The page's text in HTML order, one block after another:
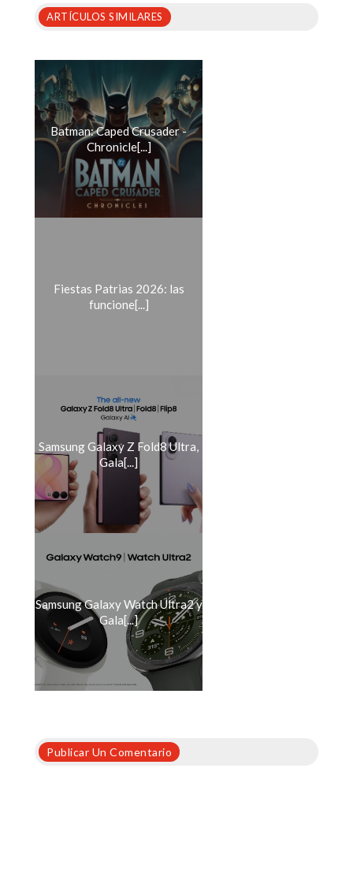
ARTÍCULOS SIMILARES
Batman: Caped Crusader -
Chronicle[...]
Fiestas Patrias 2026: las
funcione[...]
Samsung Galaxy Z Fold8 Ultra,
Gala[...]
Samsung Galaxy Watch Ultra2 y
Gala[...]
Publicar Un Comentario